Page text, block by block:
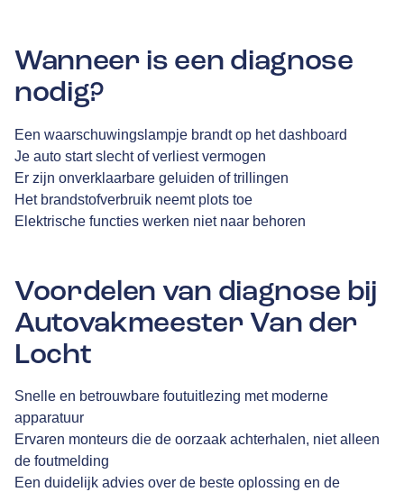
Wanneer is een diagnose
nodig?
Een waarschuwingslampje brandt op het dashboard
Je auto start slecht of verliest vermogen
Er zijn onverklaarbare geluiden of trillingen
Het brandstofverbruik neemt plots toe
Elektrische functies werken niet naar behoren
Voordelen van diagnose bij
Autovakmeester Van der
Locht
Snelle en betrouwbare foutuitlezing met moderne
apparatuur
Ervaren monteurs die de oorzaak achterhalen, niet alleen
de foutmelding
Een duidelijk advies over de beste oplossing en de